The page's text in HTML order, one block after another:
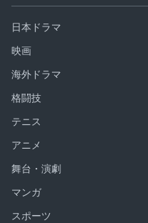
日本ドラマ
映画
海外ドラマ
格闘技
テニス
アニメ
舞台・演劇
マンガ
スポーツ